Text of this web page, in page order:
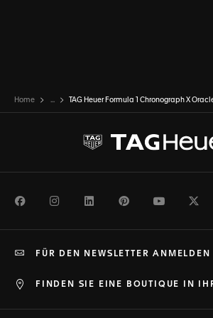
Home ... TAG Heuer Formula 1 Chronograph X
FacebookInstagramLinkedInPinterestYoutube
FINDEN SIE EINE BOUTIQUE IN
FÜR DEN NEWSLETTER ANMELDEN